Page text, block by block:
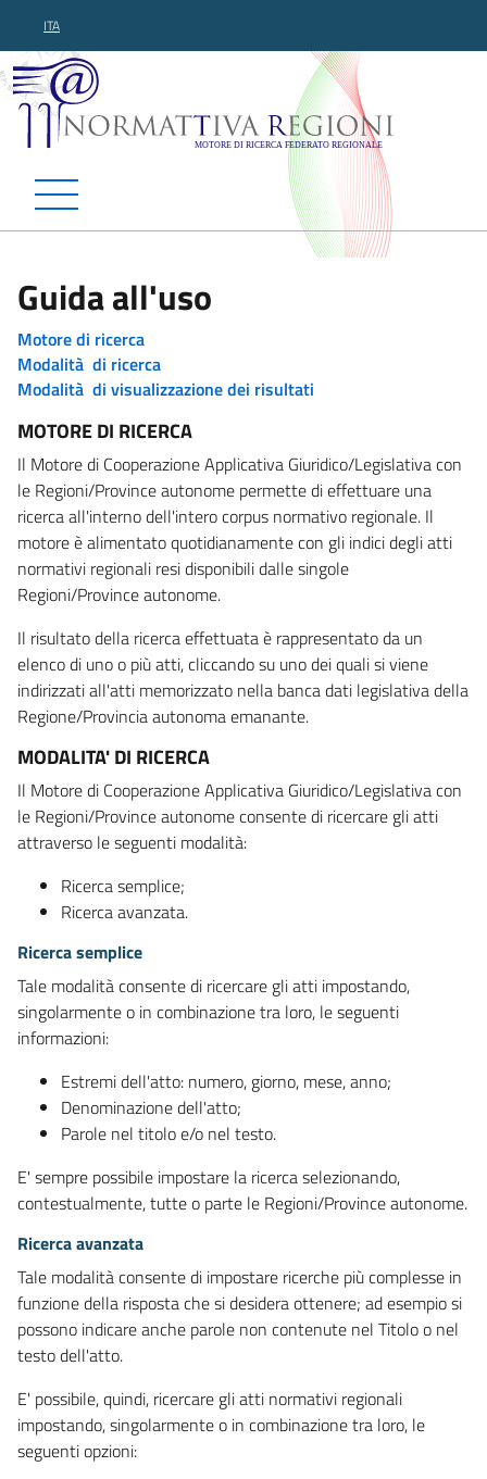
ITA
Normattiva Regioni -
Guida all'uso
Motore di ricerca
Modalità di ricerca
Modalità di visualizzazione dei risultati
MOTORE DI RICERCA
Il Motore di Cooperazione Applicativa Giuridico/Legislativa con
le Regioni/Province autonome permette di effettuare una
ricerca all'interno dell'intero corpus normativo regionale. Il
motore è alimentato quotidianamente con gli indici degli atti
normativi regionali resi disponibili dalle singole
Regioni/Province autonome.
Il risultato della ricerca effettuata è rappresentato da un
elenco di uno o più atti, cliccando su uno dei quali si viene
indirizzati all'atti memorizzato nella banca dati legislativa della
Regione/Provincia autonoma emanante.
MODALITA' DI RICERCA
Il Motore di Cooperazione Applicativa Giuridico/Legislativa con
le Regioni/Province autonome consente di ricercare gli atti
attraverso le seguenti modalità:
Ricerca semplice;
Ricerca avanzata.
Ricerca semplice
Tale modalità consente di ricercare gli atti impostando,
singolarmente o in combinazione tra loro, le seguenti
informazioni:
Estremi dell'atto: numero, giorno, mese, anno;
Denominazione dell'atto;
Parole nel titolo e/o nel testo.
E' sempre possibile impostare la ricerca selezionando,
contestualmente, tutte o parte le Regioni/Province autonome.
Ricerca avanzata
Tale modalità consente di impostare ricerche più complesse in
funzione della risposta che si desidera ottenere; ad esempio si
possono indicare anche parole non contenute nel Titolo o nel
testo dell'atto.
E' possibile, quindi, ricercare gli atti normativi regionali
impostando, singolarmente o in combinazione tra loro, le
seguenti opzioni: